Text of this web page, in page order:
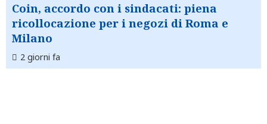
Coin, accordo con i sindacati: piena
ricollocazione per i negozi di Roma e
Milano
2 giorni fa